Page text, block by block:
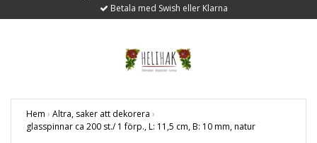
Betala med Swish eller Klarna
Hem › Altra, saker att dekorera ›
glasspinnar ca 200 st./ 1 förp., L: 11,5 cm, B: 10 mm, natur